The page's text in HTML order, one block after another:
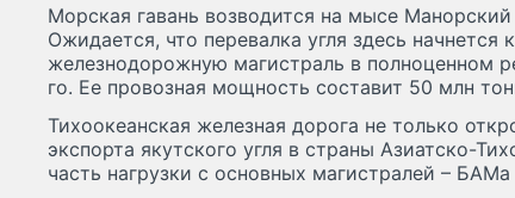
Морская гавань возводится на мысе
Ожидается, что перевалка угля здесь
железнодорожную магистраль в полноценном
го. Ее провозная мощность составит 50 млн
Тихоокеанская железная дорога не только
экспорта якутского угля в страны Азиатско-
часть нагрузки с основных магистралей – БАМа